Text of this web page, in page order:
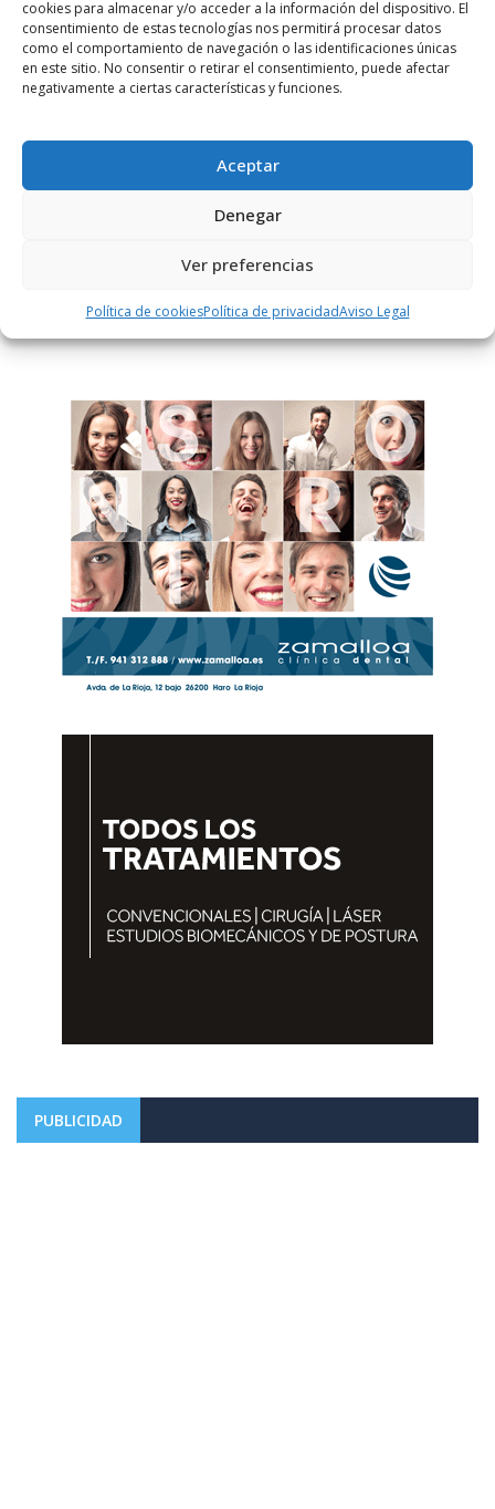
cookies para almacenar y/o acceder a la información del dispositivo. El
consentimiento de estas tecnologías nos permitirá procesar datos
como el comportamiento de navegación o las identificaciones únicas
en este sitio. No consentir o retirar el consentimiento, puede afectar
negativamente a ciertas características y funciones.
Aceptar
Denegar
Ver preferencias
Política de cookiesPolítica de privacidadAviso Legal
Este sitio usa Akismet para reducir el spam.Aprende
cómo se procesan los datos de tus comentarios.
PUBLICIDAD
PUBLICIDAD